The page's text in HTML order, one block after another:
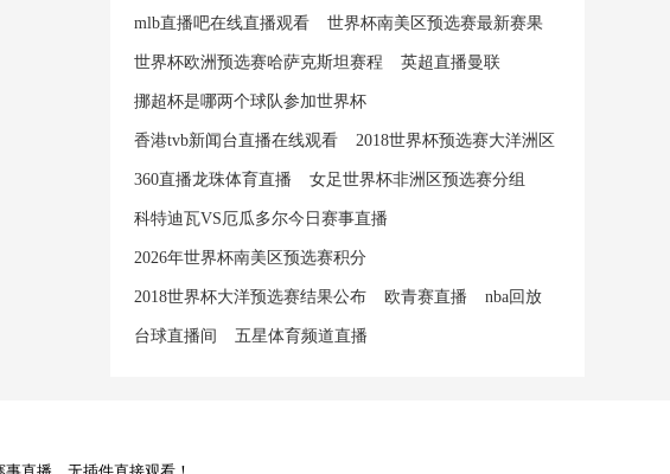
mlb直播吧在线直播观看 世界杯南美区预选赛最新赛果
世界杯欧洲预选赛哈萨克斯坦赛程 英超直播曼联
挪超杯是哪两个球队参加世界杯
香港tvb新闻台直播在线观看 2018世界杯预选赛大洋洲区
360直播龙珠体育直播 女足世界杯非洲区预选赛分组
科特迪瓦VS厄瓜多尔今日赛事直播
2026年世界杯南美区预选赛积分
2018世界杯大洋预选赛结果公布 欧青赛直播 nba回放
台球直播间 五星体育频道直播